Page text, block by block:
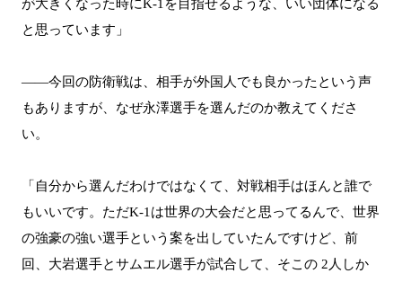
が大きくなった時にK-1を目指せるような、いい団体になる
と思っています」
――今回の防衛戦は、相手が外国人でも良かったという声
もありますが、なぜ永澤選手を選んだのか教えてくださ
い。
「自分から選んだわけではなくて、対戦相手はほんと誰で
もいいです。ただK-1は世界の大会だと思ってるんで、世界
の強豪の強い選手という案を出していたんですけど、前
回、大岩選手とサムエル選手が試合して、そこの 2人しか